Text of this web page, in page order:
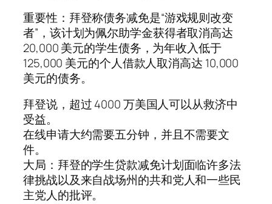
重要性：拜登称债务减免是“游戏规则改变
者”，该计划为佩尔助学金获得者取消高达
20,000 美元的学生债务，为年收入低于
125,000 美元的个人借款人取消高达 10,000
美元的债务。
拜登说，超过 4000 万美国人可以从救济中
受益。
在线申请大约需要五分钟，并且不需要文
件。
大局：拜登的学生贷款减免计划面临许多法
律挑战以及来自战场州的共和党人和一些民
主党人的批评。